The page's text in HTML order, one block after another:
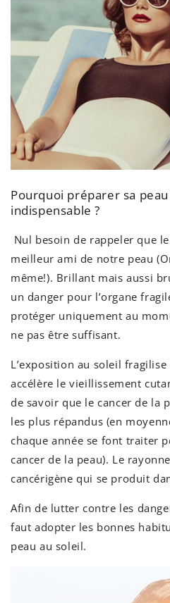
Pourquoi préparer sa
indispensable ?
Nul besoin de rappeler que
meilleur ami de notre peau
même!). Brillant mais aussi
un danger pour l’organe
protéger uniquement au
ne pas être suffisant.
L’exposition au soleil
accélère le vieillissement
de savoir que le cancer de la
les plus répandus (en
chaque année se font traiter
cancer de la peau). Le
cancérigène qui se produit
Afin de lutter contre les
faut adopter les bonnes
peau au soleil.